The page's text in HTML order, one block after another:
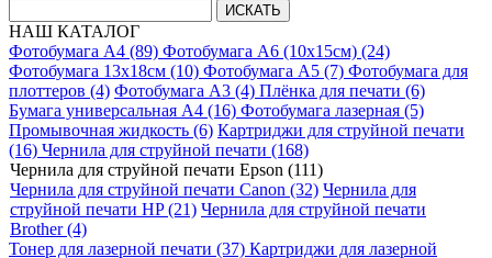
НАШ КАТАЛОГ
Фотобумага A4 (89) Фотобумага A6 (10х15см) (24)
Фотобумага 13х18см (10) Фотобумага A5 (7) Фотобумага для
плоттеров (4) Фотобумага A3 (4) Плёнка для печати (6)
Бумага универсальная A4 (16) Фотобумага лазерная (5)
Промывочная жидкость (6) Картриджи для струйной печати
(16) Чернила для струйной печати (168)
Чернила для струйной печати Epson (111)
Чернила для струйной печати Canon (32) Чернила для
струйной печати HP (21) Чернила для струйной печати
Brother (4)
Тонер для лазерной печати (37) Картриджи для лазерной